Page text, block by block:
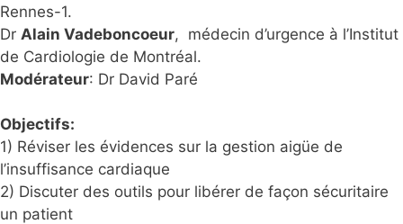
Rennes-1.
Dr Alain Vadeboncoeur, médecin d’urgence à l’Institut
de Cardiologie de Montréal.
Modérateur: Dr David Paré
Objectifs:
1) Réviser les évidences sur la gestion aigüe de
l’insuffisance cardiaque
2) Discuter des outils pour libérer de façon sécuritaire
un patient